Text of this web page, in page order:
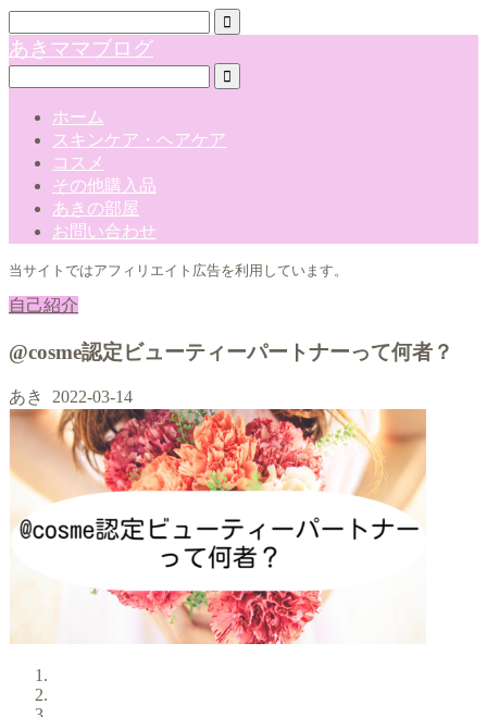
あきママブログ
ホーム
スキンケア・ヘアケア
コスメ
その他購入品
あきの部屋
お問い合わせ
当サイトではアフィリエイト広告を利用しています。
自己紹介
@cosme認定ビューティーパートナーって何者？
あき 2022-03-14